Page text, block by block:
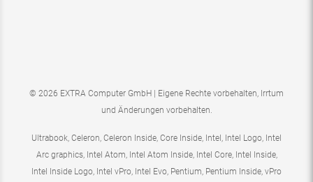
© 2026 EXTRA Computer GmbH | Eigene Rechte vorbehalten, Irrtum
und Änderungen vorbehalten.
Ultrabook, Celeron, Celeron Inside, Core Inside, Intel, Intel Logo, Intel
Arc graphics, Intel Atom, Intel Atom Inside, Intel Core, Intel Inside,
Intel Inside Logo, Intel vPro, Intel Evo, Pentium, Pentium Inside, vPro